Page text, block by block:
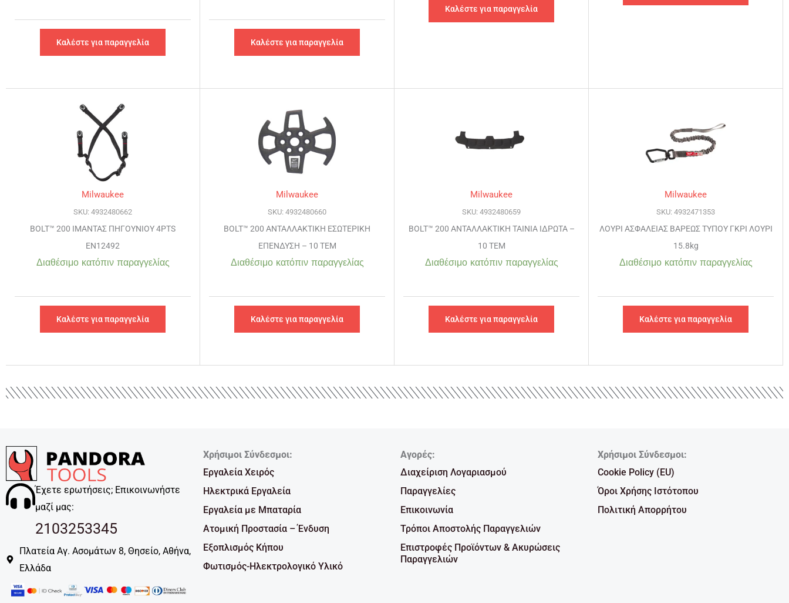
Καλέστε για παραγγελία Καλέστε για παραγγελία
Καλέστε για παραγγελία
Milwaukee
SKU: 4932480662
BOLT™ 200 ΙΜΑΝΤΑΣ ΠΗΓΟΥΝΙΟΥ 4PTS
EN12492
Διαθέσιμο κατόπιν παραγγελίας
Καλέστε για παραγγελία
Milwaukee
SKU: 4932480660
BOLT™ 200 ΑΝΤΑΛΛΑΚΤΙΚΗ ΕΣΩΤΕΡΙΚΗ
ΕΠΕΝΔΥΣΗ – 10 ΤΕΜ
Διαθέσιμο κατόπιν παραγγελίας
Καλέστε για παραγγελία
Milwaukee
SKU: 4932480659
BOLT™ 200 ΑΝΤΑΛΛΑΚΤΙΚΗ ΤΑΙΝΙΑ ΙΔΡΩΤΑ –
10 ΤΕΜ
Διαθέσιμο κατόπιν παραγγελίας
Καλέστε για παραγγελία
Milwaukee
SKU: 4932471353
ΛΟΥΡΙ ΑΣΦΑΛΕΙΑΣ ΒΑΡΕΩΣ ΤΥΠΟΥ ΓΚΡΙ ΛΟΥΡΙ
15.8kg
Διαθέσιμο κατόπιν παραγγελίας
Καλέστε για παραγγελία
Έχετε ερωτήσεις; Επικοινωνήστε
μαζί μας:
2103253345
Πλατεία Αγ. Ασομάτων 8, Θησείο, Αθήνα,
Ελλάδα
Χρήσιμοι Σύνδεσμοι:
Εργαλεία Χειρός
Ηλεκτρικά Εργαλεία
Εργαλεία με Μπαταρία
Ατομική Προστασία – Ένδυση
Εξοπλισμός Κήπου
Φωτισμός-Ηλεκτρολογικό Υλικό
Αγορές:
Διαχείριση Λογαριασμού
Παραγγελίες
Επικοινωνία
Τρόποι Αποστολής Παραγγελιών
Επιστροφές Προϊόντων & Ακυρώσεις
Παραγγελιών
Χρήσιμοι Σύνδεσμοι:
Cookie Policy (EU)
Όροι Χρήσης Ιστότοπου
Πολιτική Απορρήτου